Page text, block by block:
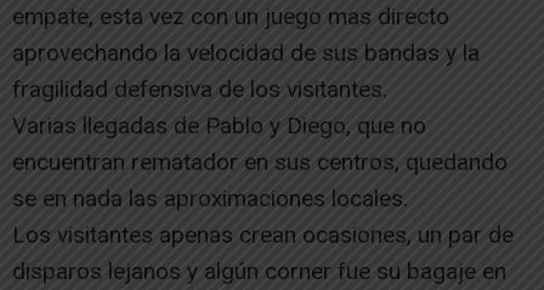
empate, esta vez con un juego mas directo
aprovechando la velocidad de sus bandas y la
fragilidad defensiva de los visitantes.
Varias llegadas de Pablo y Diego, que no
encuentran rematador en sus centros, quedando
se en nada las aproximaciones locales.
Los visitantes apenas crean ocasiones, un par de
disparos lejanos y algún corner fue su bagaje en